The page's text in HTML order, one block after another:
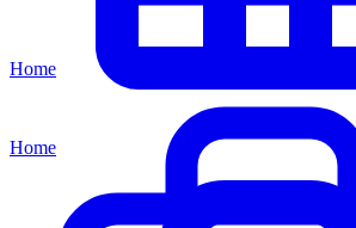
Home
Home